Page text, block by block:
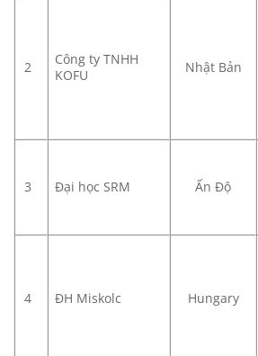
2
Công ty TNHH
KOFU
Nhật Bản
3 Đại học SRM Ấn Độ
4 ĐH Miskolc Hungary